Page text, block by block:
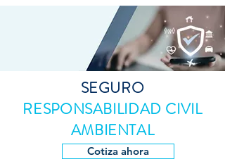
SEGURO
RESPONSABILIDAD CIVIL
AMBIENTAL
Cotiza ahora